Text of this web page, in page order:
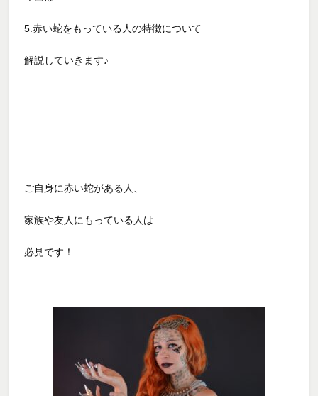
5.赤い蛇をもっている人の特徴について
解説していきます♪
ご自身に赤い蛇がある人、
家族や友人にもっている人は
必見です！